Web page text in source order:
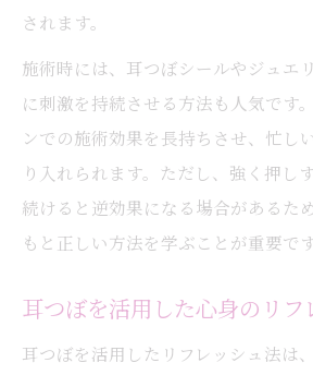
されます。
施術時には、耳つぼシールやジュエ
に刺激を持続させる方法も人気です
ンでの施術効果を長持ちさせ、忙し
り入れられます。ただし、強く押し
続けると逆効果になる場合があるた
もと正しい方法を学ぶことが重要です
耳つぼを活用した心身のリフ
耳つぼを活用したリフレッシュ法は